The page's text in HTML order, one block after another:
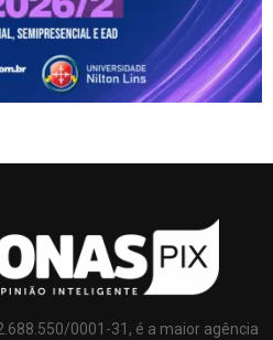
0001-31, é a maior agência